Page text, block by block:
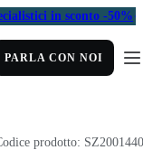
in sconto -50%
PARLA CON NOI
prodotto: